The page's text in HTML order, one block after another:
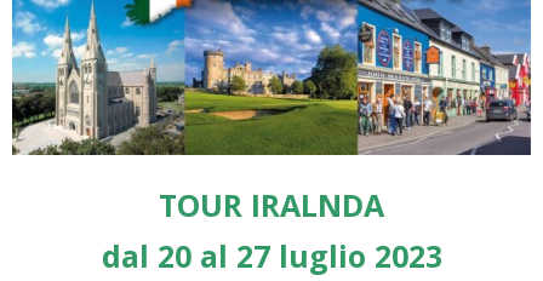
TOUR IRALNDA
dal 20 al 27 luglio 2023